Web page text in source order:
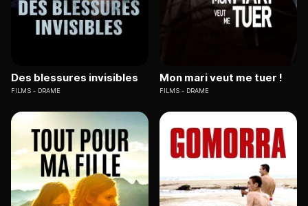
Des blessures invisibles
FILMS DRAME
Mon mari veut me tuer !
FILMS DRAME